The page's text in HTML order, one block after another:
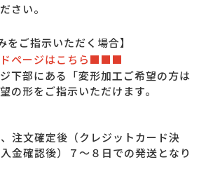
さい。
をご指示いただく場合】
ページはこちら■■■
下部にある「変形加工ご希望の方は
の形をご指示いただけます。
注文確定後（クレジットカード決
金確認後）７～８日での発送となり